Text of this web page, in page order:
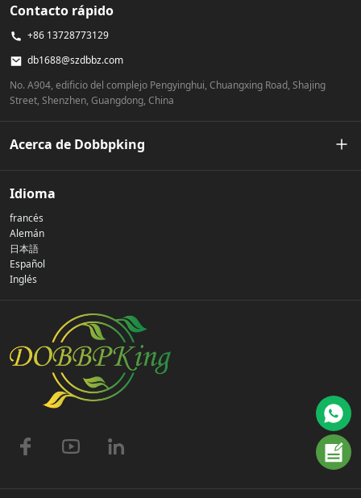
Contacto rápido
+86 13728773129
db1688@szdbbz.com
No. A904, edificio del complejo Pengyinghui, Chuangxing Road, Shajing
Street, Shenzhen, Guangdong, China
Acerca de Dobbpking
Nuestra historia
Política de privacidad
Contáctenos
Idioma
francés
Alemán
日本語
Español
Inglés